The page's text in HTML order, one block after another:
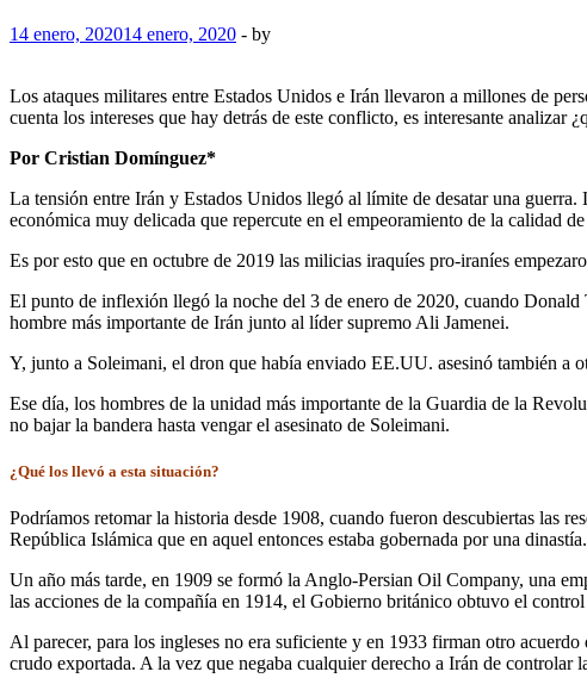
14 enero, 202014 enero, 2020 - by
Los ataques militares entre Estados Unidos e Irán llevaron a millones de
cuenta los intereses que hay detrás de este conflicto, es interesante analizar
Por Cristian Domínguez*
La tensión entre Irán y Estados Unidos llegó al límite de desatar una
económica muy delicada que repercute en el empeoramiento de la calidad
Es por esto que en octubre de 2019 las milicias iraquíes pro-iraníes
El punto de inflexión llegó la noche del 3 de enero de 2020, cuando Donald
hombre más importante de Irán junto al líder supremo Ali Jamenei.
Y, junto a Soleimani, el dron que había enviado EE.UU. asesinó también a
Ese día, los hombres de la unidad más importante de la Guardia de la
no bajar la bandera hasta vengar el asesinato de Soleimani.
¿Qué los llevó a esta situación?
Podríamos retomar la historia desde 1908, cuando fueron descubiertas las
República Islámica que en aquel entonces estaba gobernada por una
Un año más tarde, en 1909 se formó la Anglo-Persian Oil Company, una
las acciones de la compañía en 1914, el Gobierno británico obtuvo el
Al parecer, para los ingleses no era suficiente y en 1933 firman otro
crudo exportada. A la vez que negaba cualquier derecho a Irán de controlar